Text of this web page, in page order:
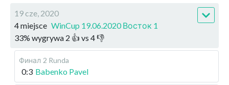
19 cze, 2020
4 miejsce WinCup 19.06.2020 Восток 1
33% wygrywa 2 👍 vs 4👎
Финал 2 Runda
0:3 Babenko Pavel